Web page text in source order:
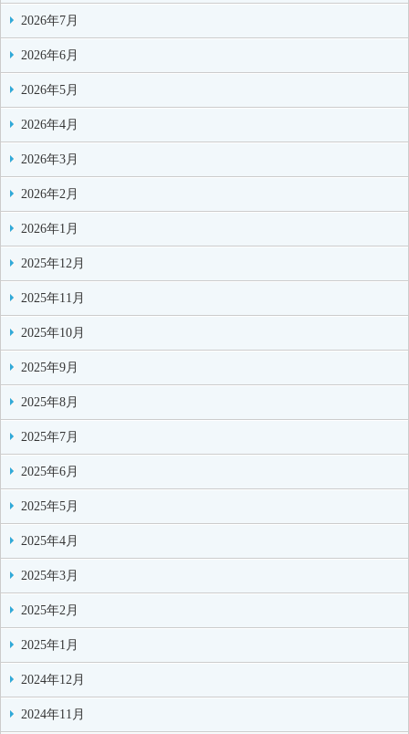
2026年7月
2026年6月
2026年5月
2026年4月
2026年3月
2026年2月
2026年1月
2025年12月
2025年11月
2025年10月
2025年9月
2025年8月
2025年7月
2025年6月
2025年5月
2025年4月
2025年3月
2025年2月
2025年1月
2024年12月
2024年11月